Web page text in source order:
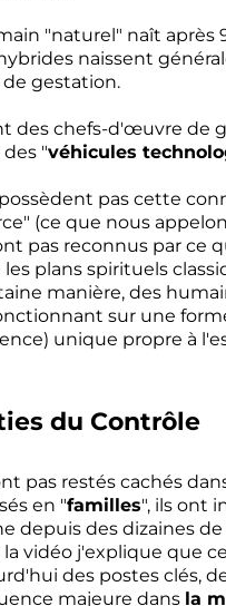
"naturel" naît après
naissent
gestation.
des chefs-d'œuvre de
"véhicules
pas cette
(ce que nous
pas reconnus par ce
plans spirituels
manière, des
sur une
unique propre à
du Contrôle
pas restés cachés
en "familles", ils ont
depuis des dizaines
la vidéo j'explique que
des postes clés,
majeure dans la